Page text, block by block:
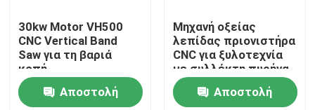
Σπίτι
Προϊόντα
30kw Motor VH500
CNC Vertical Band
Saw για τη βαριά
κοπή
Αποστολή
Μηχανή οξείας
λεπίδας πριονιστήρα
CNC για ξυλοτεχνία
με συλλέκτη πυρήνα
διήθησης με παλμούς
15HP
Αποστολή